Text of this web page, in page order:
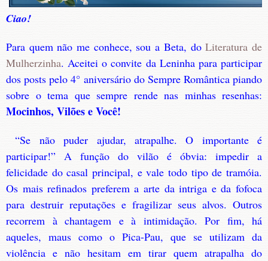
Ciao!
Para quem não me conhece, sou a Beta, doLiteratura de
Mulherzinha. Aceitei o convite da Leninha para participar
dos posts pelo 4° aniversário do Sempre Romântica piando
sobre o tema que sempre rende nas minhas resenhas:
Mocinhos, Vilões e Você!
“Se não puder ajudar, atrapalhe. O importante é
participar!” A função do vilão é óbvia: impedir a
felicidade do casal principal, e vale todo tipo de tramóia.
Os mais refinados preferem a arte da intriga e da fofoca
para destruir reputações e fragilizar seus alvos. Outros
recorrem à chantagem e à intimidação. Por fim, há
aqueles, maus como o Pica-Pau, que se utilizam da
violência e não hesitam em tirar quem atrapalha do